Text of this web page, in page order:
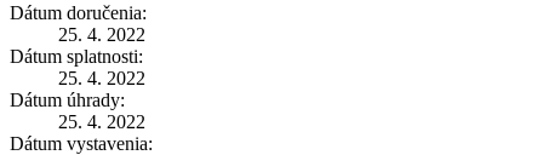
Dátum doručenia:
25. 4. 2022
Dátum splatnosti:
25. 4. 2022
Dátum úhrady:
25. 4. 2022
Dátum vystavenia: